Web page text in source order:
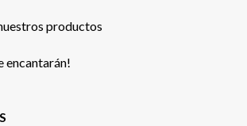
productos
encantarán!